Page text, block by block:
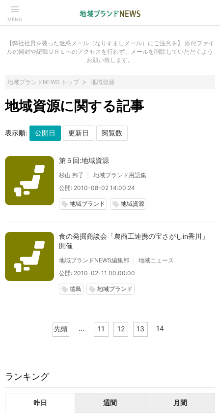
MENU
【弊社社員を装った迷惑メール（なりすましメール）にご注意を】 添付ファイ
ルの開封や記載ＵＲＬへのアクセスを行わず、メールを削除していただくよう
お願い致します。
地域ブランドNEWS トップ 地域資源
地域資源に関する記事
表示順:
第５回:地域資源
杉山 邦子
地域ブランド用語集
公開: 2010-08-02 14:00:24
local_offer 地域ブランド local_offer 地域資源
食の発掘商談会「農商工連携の宝さがしin香川」
開催
地域ブランドNEWS編集部
地域ニュース
公開: 2010-02-11 00:00:00
local_offer 徳島 local_offer 地域ブランド
先頭 … 11 12 13 14
ランキング
昨日 週間 月間